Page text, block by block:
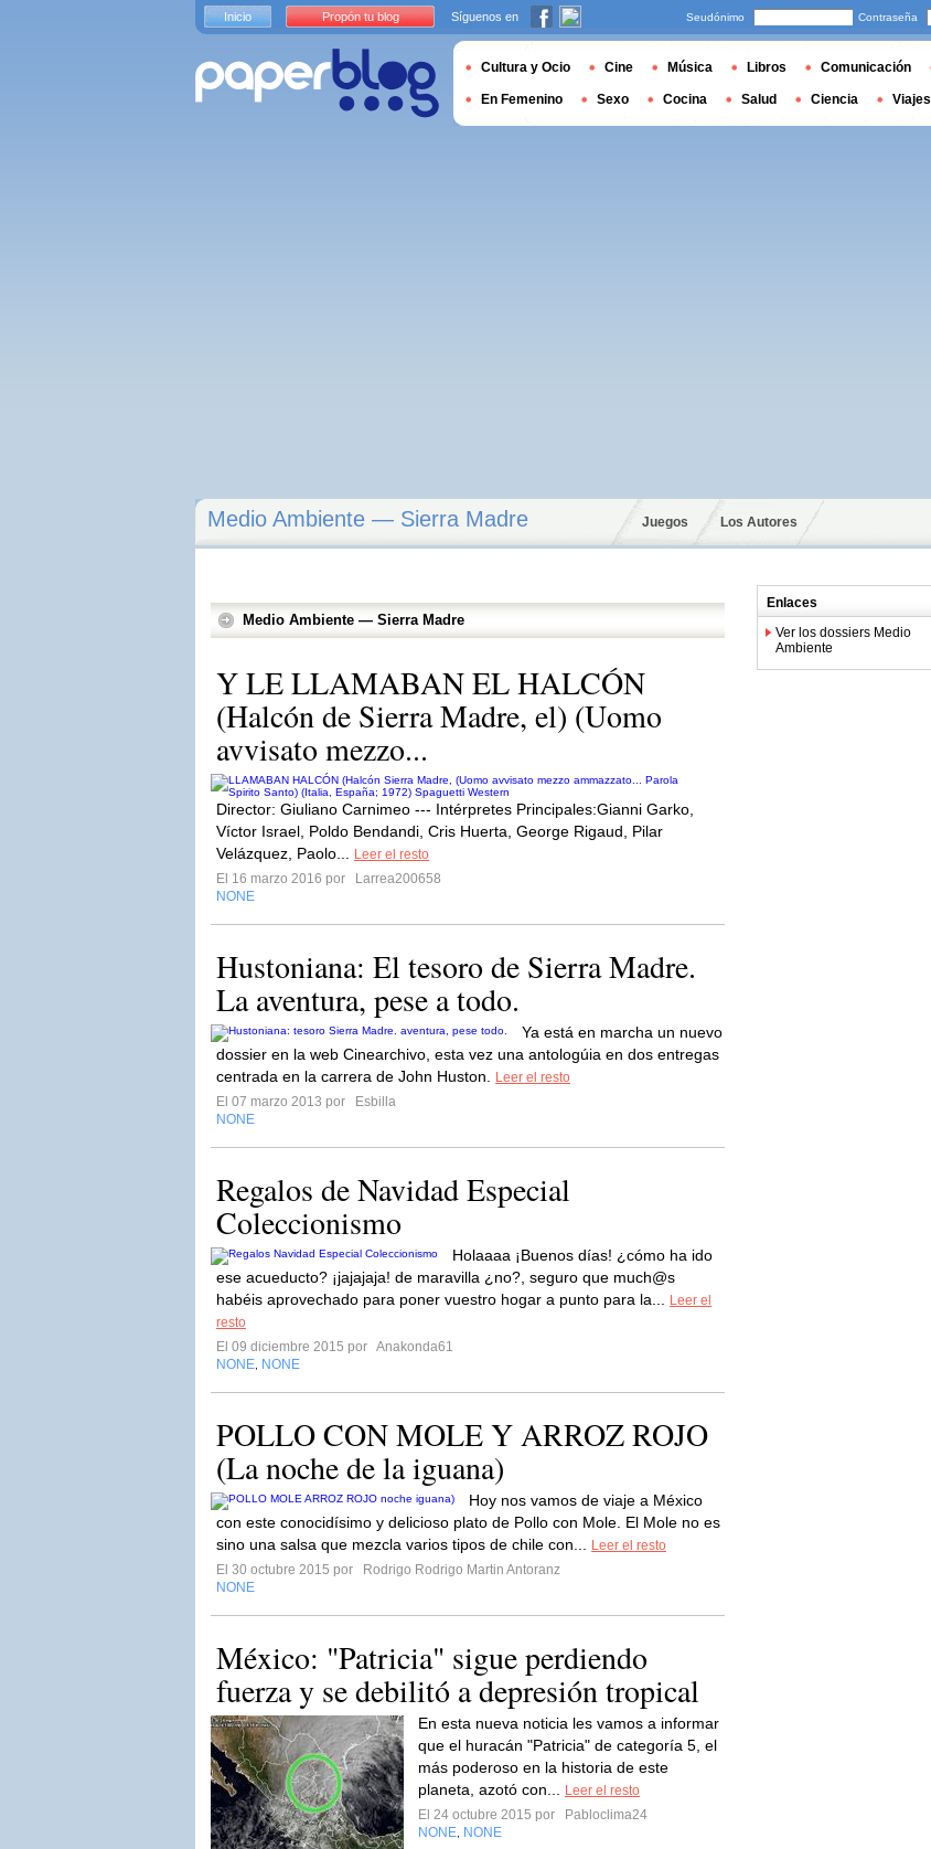
Medio Ambiente — Sierra Madre Juegos Los Autores
Medio Ambiente — Sierra Madre
Y LE LLAMABAN EL HALCÓN
(Halcón de Sierra Madre, el) (Uomo
avvisato mezzo...
Director: Giuliano Carnimeo --- Intérpretes Principales:Gianni Garko,
Víctor Israel, Poldo Bendandi, Cris Huerta, George Rigaud, Pilar
Velázquez, Paolo...
Leer el resto
El 16 marzo 2016 por
Larrea200658
NONE
Hustoniana: El tesoro de Sierra Madre.
La aventura, pese a todo.
Ya está en marcha un nuevo
dossier en la web Cinearchivo, esta vez una antologúia en dos entregas
centrada en la carrera de John Huston.
Leer el resto
El 07 marzo 2013 por
Esbilla
NONE
Regalos de Navidad Especial
Coleccionismo
Holaaaa ¡Buenos días! ¿cómo ha ido
ese acueducto? ¡jajajaja! de maravilla ¿no?, seguro que much@s
habéis aprovechado para poner vuestro hogar a punto para la...
Leer el
resto
El 09 diciembre 2015 por Anakonda61
NONE NONE
POLLO CON MOLE Y ARROZ ROJO
(La noche de la iguana)
Hoy nos vamos de viaje a México
con este conocidísimo y delicioso plato de Pollo con Mole. El Mole no es
sino una salsa que mezcla varios tipos de chile con...
Leer el resto
El 30 octubre 2015 por
Rodrigo Rodrigo Martin Antoranz
NONE
México: "Patricia" sigue perdiendo
fuerza y se debilitó a depresión tropical
En esta nueva noticia les vamos a informar
que el huracán "Patricia" de categoría 5, el
más poderoso en la historia de este
planeta, azotó con...
Leer el resto
El 24 octubre 2015 por
Pabloclima24
NONE NONE
Enlaces
Ver los dossiers Medio
Ambiente
Inicio Propón tu blog Síguenos en Seudónimo Contraseña
Cultura y Ocio Cine Música Libros Comunicación
En Femenino Sexo Cocina Salud Ciencia Viajes